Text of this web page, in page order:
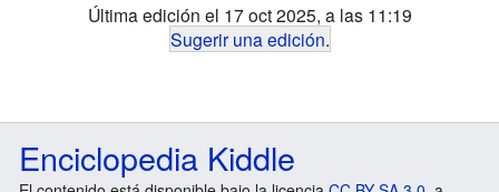
Última edición el 17 oct 2025, a las 11:19
Sugerir una edición.
Enciclopedia Kiddle